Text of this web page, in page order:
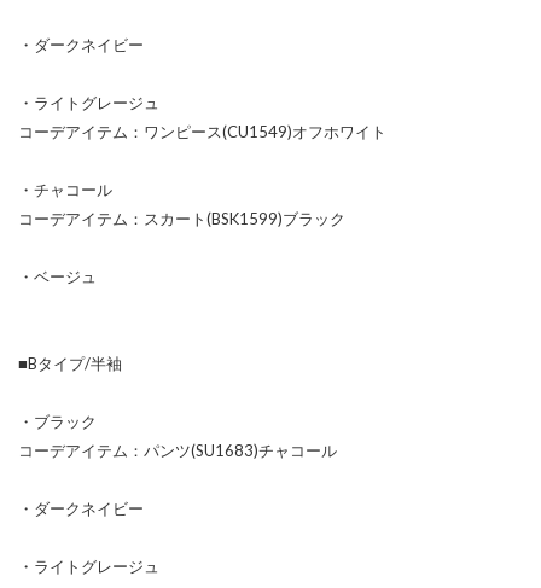
・ダークネイビー
・ライトグレージュ
コーデアイテム：ワンピース(CU1549)オフホワイト
・チャコール
コーデアイテム：スカート(BSK1599)ブラック
・ベージュ
■Bタイプ/半袖
・ブラック
コーデアイテム：パンツ(SU1683)チャコール
・ダークネイビー
・ライトグレージュ